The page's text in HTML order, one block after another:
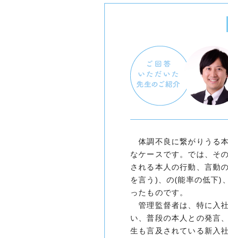
体調不良に繋がりうる
なケースです。では、そ
される本人の行動、言動
を言う)、の(能率の低下)
ったものです。
管理監督者は、特に入
い、普段の本人との発言
生も言及されている新入